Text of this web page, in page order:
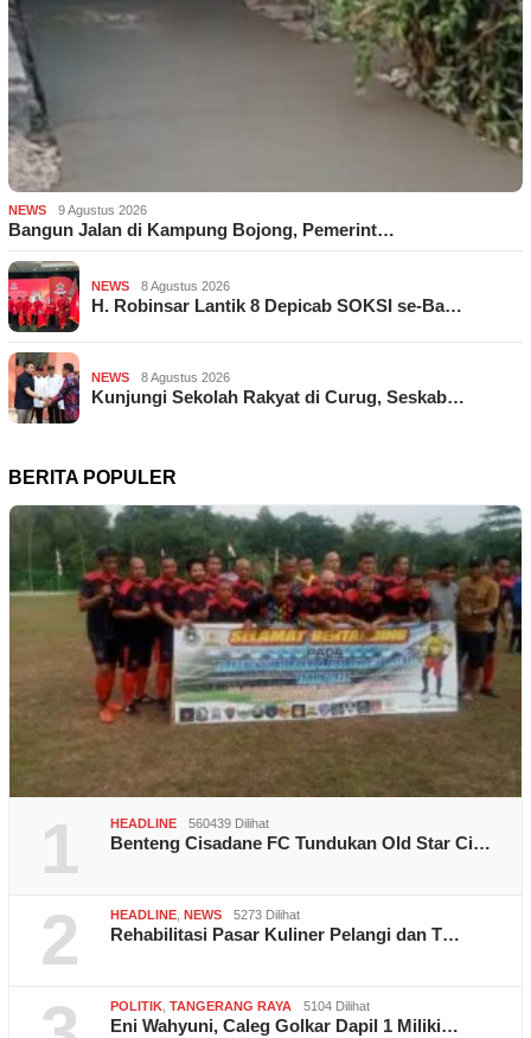
NEWS 9 Agustus 2026
Bangun Jalan di Kampung Bojong, Pemerint…
NEWS 8 Agustus 2026
H. Robinsar Lantik 8 Depicab SOKSI se-Ba…
NEWS 8 Agustus 2026
Kunjungi Sekolah Rakyat di Curug, Seskab…
BERITA POPULER
1 HEADLINE 560439 Dilihat
Benteng Cisadane FC Tundukan Old Star Ci…
2 HEADLINE NEWS 5273 Dilihat
Rehabilitasi Pasar Kuliner Pelangi dan T…
POLITIK TANGERANG RAYA 5104 Dilihat
Eni Wahyuni, Caleg Golkar Dapil 1 Miliki…